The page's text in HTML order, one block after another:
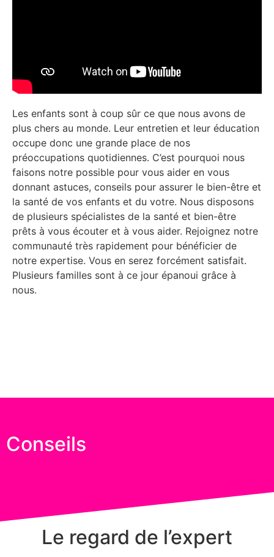
Les enfants sont à coup sûr ce que nous avons de
plus chers au monde. Leur entretien et leur éducation
occupe donc une grande place de nos
préoccupations quotidiennes. C’est pourquoi nous
faisons notre possible pour vous aider en vous
donnant astuces, conseils pour assurer le bien-être et
la santé de vos enfants et du votre. Nous disposons
de plusieurs spécialistes de la santé et bien-être
prêts à vous écouter et à vous aider. Rejoignez notre
communauté très rapidement pour bénéficier de
notre expertise. Vous en serez forcément satisfait.
Plusieurs familles sont à ce jour épanoui grâce à
nous.
Conseils
Le regard de l’expert